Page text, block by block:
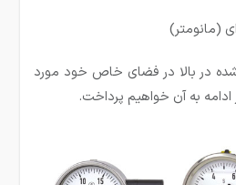
در بالا در فضای خاص خود مورد
ادامه به آن خواهیم پرداخت.